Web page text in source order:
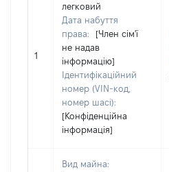
1
легковий
Дата набуття
права:
[Член сім'ї
не надав
інформацію]
Ідентифікаційний
номер (VIN-код,
номер шасі):
[Конфіденційна
інформація]
Вид майна: